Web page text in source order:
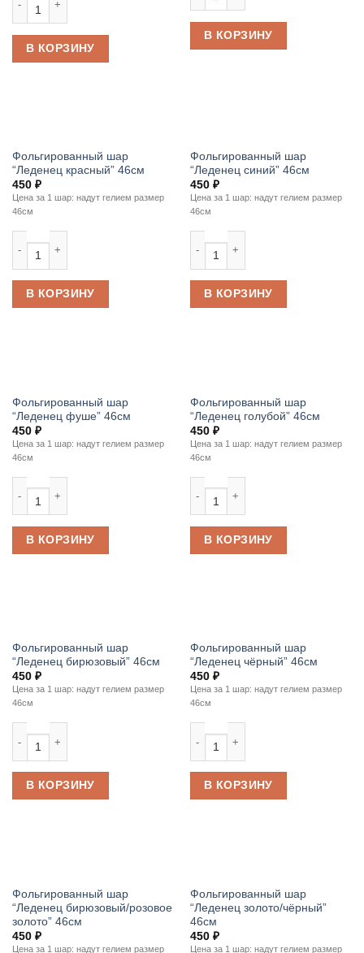
В КОРЗИНУ
В КОРЗИНУ
Фольгированный шар
“Леденец красный” 46см
450 ₽
Цена за 1 шар: надут гелием размер
46см
В КОРЗИНУ
Фольгированный шар
“Леденец синий” 46см
450 ₽
Цена за 1 шар: надут гелием размер
46см
В КОРЗИНУ
Фольгированный шар
“Леденец фуше” 46см
450 ₽
Цена за 1 шар: надут гелием размер
46см
В КОРЗИНУ
Фольгированный шар
“Леденец голубой” 46см
450 ₽
Цена за 1 шар: надут гелием размер
46см
В КОРЗИНУ
Фольгированный шар
“Леденец бирюзовый” 46см
450 ₽
Цена за 1 шар: надут гелием размер
46см
В КОРЗИНУ
Фольгированный шар
“Леденец чёрный” 46см
450 ₽
Цена за 1 шар: надут гелием размер
46см
В КОРЗИНУ
Фольгированный шар
“Леденец бирюзовый/розовое
золото” 46см
450 ₽
Цена за 1 шар: надут гелием размер
Фольгированный шар
“Леденец золото/чёрный”
46см
450 ₽
Цена за 1 шар: надут гелием размер